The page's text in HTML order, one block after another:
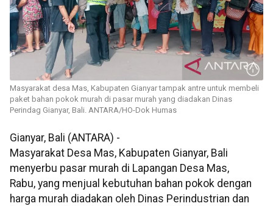
Masyarakat desa Mas, Kabupaten Gianyar tampak antre untuk membeli
paket bahan pokok murah di pasar murah yang diadakan Dinas
Perindag Gianyar, Bali. ANTARA/HO-Dok Humas
Gianyar, Bali (ANTARA) -
Masyarakat Desa Mas, Kabupaten Gianyar, Bali
menyerbu pasar murah di Lapangan Desa Mas,
Rabu, yang menjual kebutuhan bahan pokok dengan
harga murah diadakan oleh Dinas Perindustrian dan